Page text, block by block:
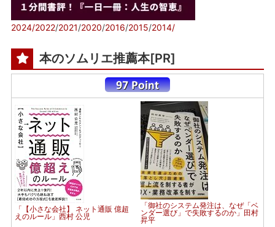
2024/2022/2021/2020/2016/2015/2014/
本のソムリエ推薦本[PR]
「【小さな会社】 ネット通販 億超
えのルール」西村 公児
「御社のシステム発注は、なぜ「ベ
ンダー選び」で失敗するのか」田村
昇平